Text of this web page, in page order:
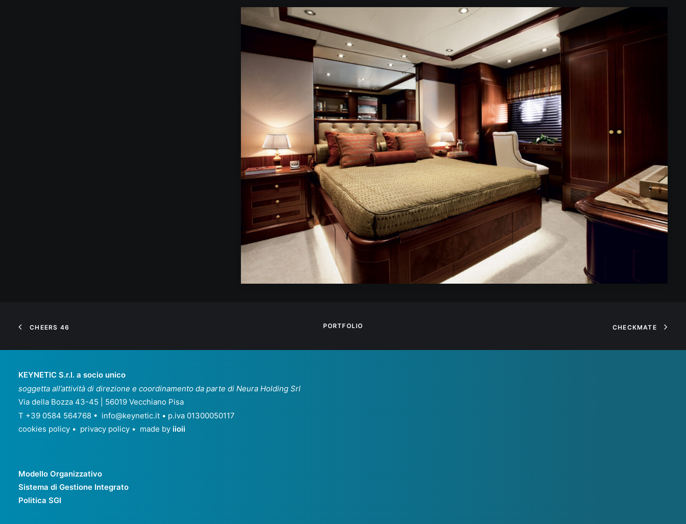
CHEERS 46 PORTFOLIO CHECKMATE
KEYNETIC S.r.l. a socio unico
soggetta all’attività di direzione e coordinamento da parte di Neura Holding Srl
Via della Bozza 43-45 | 56019 Vecchiano Pisa
T +39 0584 564768 • info@keynetic.it • p.iva 01300050117
cookies policy • privacy policy • made by iioii
Modello Organizzativo
Sistema di Gestione Integrato
Politica SGI